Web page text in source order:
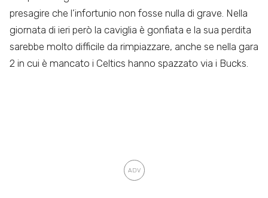
presagire che l’infortunio non fosse nulla di grave. Nella
giornata di ieri però la caviglia è gonfiata e la sua perdita
sarebbe molto difficile da rimpiazzare, anche se nella gara
2 in cui è mancato i Celtics hanno spazzato via i Bucks.